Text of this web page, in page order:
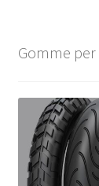
Gomme